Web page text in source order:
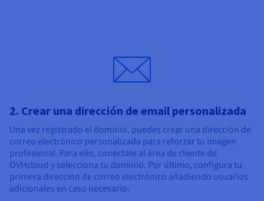
2. Crear una dirección de email personalizada
Una vez registrado el dominio, puedes crear una dirección de
correo electrónico personalizada para reforzar tu imagen
profesional. Para ello, conéctate al área de cliente de
OVHcloud y selecciona tu dominio. Por último, configura tu
primera dirección de correo electrónico añadiendo usuarios
adicionales en caso necesario.